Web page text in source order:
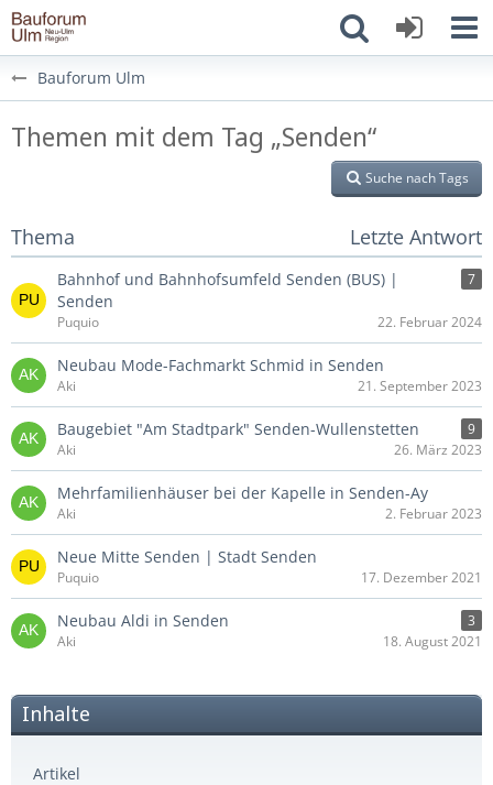
Bauforum Ulm
Themen mit dem Tag „Senden“
Suche nach Tags
Thema Letzte Antwort
Bahnhof und Bahnhofsumfeld Senden (BUS) |
Senden
7
Puquio 22. Februar 2024
Neubau Mode-Fachmarkt Schmid in Senden
Aki 21. September 2023
Baugebiet "Am Stadtpark" Senden-Wullenstetten
9
Aki
26. März 2023
Mehrfamilienhäuser bei der Kapelle in Senden-Ay
Aki 2. Februar 2023
Neue Mitte Senden | Stadt Senden
Puquio 17. Dezember 2021
Neubau Aldi in Senden
3
Aki
18. August 2021
Inhalte
Artikel